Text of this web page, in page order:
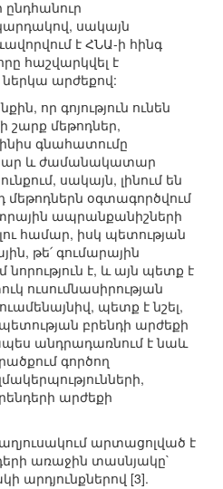
ընդհանուր
սակայն
է ՀՆԱ-ի հինգ
հաշվարկվել է
արժեքով:
որ գոյություն ունեն
շարք մեթոդներ,
գնահատումը
և ժամանակատար
սակայն, լինում են
մեթոդներն օգտագործվում
ապրանքանիշների
համար, իսկ պետության
թե՛ գումարային
է, և այն պետք է
ուսումնասիրության
պետք է նշել,
բրենդի արժեքի
անդրադառնում է նաև
գործող
արժեքի
արտացոլված է
առաջին տասնյակը`
արդյունքներով [3].